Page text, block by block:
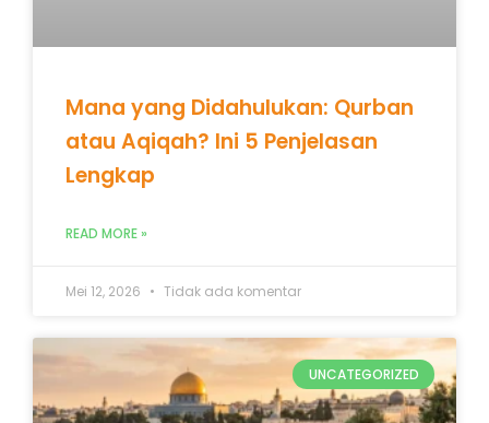
Mana yang Didahulukan: Qurban
atau Aqiqah? Ini 5 Penjelasan
Lengkap
READ MORE »
Mei 12, 2026 Tidak ada komentar
UNCATEGORIZED